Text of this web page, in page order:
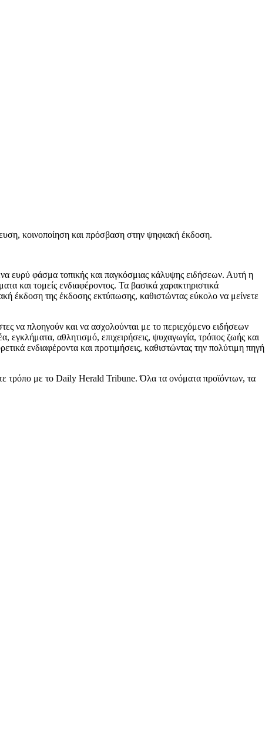
κοινοποίηση και πρόσβαση στην ψηφιακή έκδοση.
ευρύ φάσμα τοπικής και παγκόσμιας κάλυψης ειδήσεων. Αυτή η
και τομείς ενδιαφέροντος. Τα βασικά χαρακτηριστικά
έκδοση της έκδοσης εκτύπωσης, καθιστώντας εύκολο να μείνετε
να πλοηγούν και να ασχολούνται με το περιεχόμενο ειδήσεων
εγκλήματα, αθλητισμό, επιχειρήσεις, ψυχαγωγία, τρόπος ζωής και
ενδιαφέροντα και προτιμήσεις, καθιστώντας την πολύτιμη πηγή
τρόπο με το Daily Herald Tribune. Όλα τα ονόματα προϊόντων, τα